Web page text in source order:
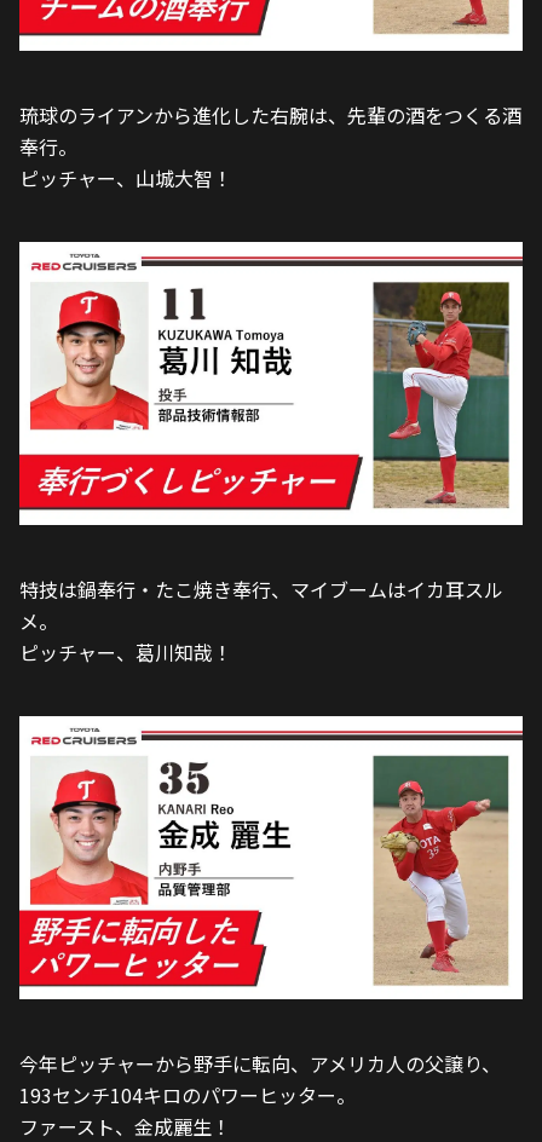
琉球のライアンから進化した右腕は、先輩の酒をつくる酒
奉行。
ピッチャー、山城大智！
特技は鍋奉行・たこ焼き奉行、マイブームはイカ耳スル
メ。
ピッチャー、葛川知哉！
今年ピッチャーから野手に転向、アメリカ人の父譲り、
193センチ104キロのパワーヒッター。
ファースト、金成麗生！